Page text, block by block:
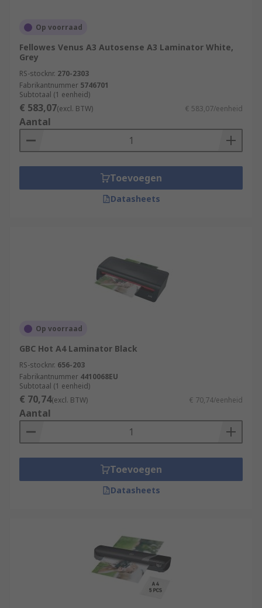
Op voorraad
Fellowes Venus A3 Autosense A3 Laminator White,
Grey
RS-stocknr. 270-2303
Fabrikantnummer 5746701
Subtotaal (1 eenheid)
€ 583,07(excl. BTW) € 583,07/eenheid
Aantal
Toevoegen
Datasheets
Op voorraad
GBC Hot A4 Laminator Black
RS-stocknr. 656-203
Fabrikantnummer 4410068EU
Subtotaal (1 eenheid)
€ 70,74(excl. BTW) € 70,74/eenheid
Aantal
Toevoegen
Datasheets